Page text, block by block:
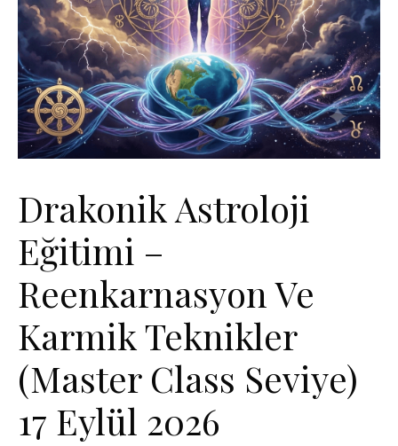
Drakonik Astroloji
Eğitimi –
Reenkarnasyon Ve
Karmik Teknikler
(Master Class Seviye)
17 Eylül 2026